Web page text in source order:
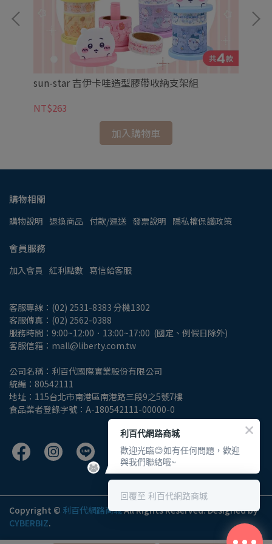
sun-star 吉伊卡哇造型膠帶收納支架組
NT$263
加入購物車
購物相關
購物說明 退換商品 付款/運送 發票說明 隱私權保護政策
會員服務
加入會員 紅利點數 寫信給客服
客服專線：(02) 2531-8383 分機1302
客服傳真：(02) 2562-0388
服務時間：9:00~12:00．13:00~17:00  (國定、例假日除外)
客服信箱：mall@liberty.com.tw
公司名稱：利百代國際實業股份有限公司
統編：80542111
地址：115台北市南港區南港路三段9之5號7樓
食品業者登錄字號：A-180542111-00000-0
Copyright © 利百代網路商城All Rights Reserved.Designed by
CYBERBIZ.
利百代網路商城
歡迎光臨😊如有任何問題，歡迎
與我們聯絡哦~
回覆至 利百代網路商城